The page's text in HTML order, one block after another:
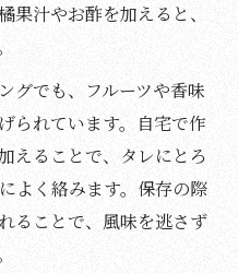
果汁やお酢を加えると、
グでも、フルーツや香味
られています。自宅で作
えることで、タレにとろ
よく絡みます。保存の際
ることで、風味を逃さず